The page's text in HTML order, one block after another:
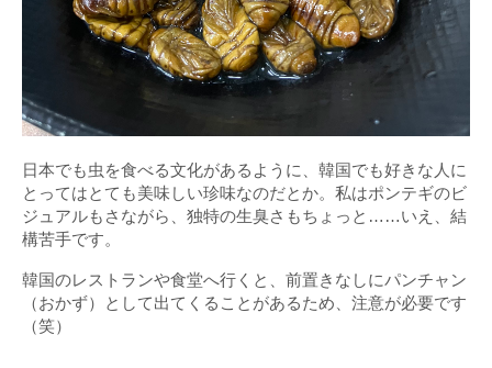
日本でも虫を食べる文化があるように、韓国でも好きな人に
とってはとても美味しい珍味なのだとか。私はポンテギのビ
ジュアルもさながら、独特の生臭さもちょっと……いえ、結
構苦手です。
韓国のレストランや食堂へ行くと、前置きなしにパンチャン
（おかず）として出てくることがあるため、注意が必要です
（笑）